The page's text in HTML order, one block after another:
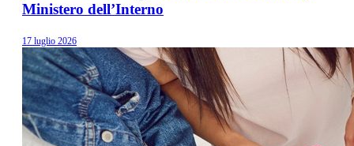
Ministero dell’Interno
17 luglio 2026